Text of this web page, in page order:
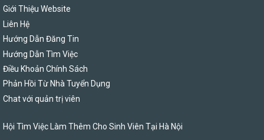
Giới Thiệu Website
Liên Hệ
Hướng Dẫn Đăng Tin
Hướng Dẫn Tìm Việc
Điều Khoản Chính Sách
Phản Hồi Từ Nhà Tuyển Dụng
Chat với quản trị viên
Hội Tìm Việc Làm Thêm Cho Sinh Viên Tại Hà Nội